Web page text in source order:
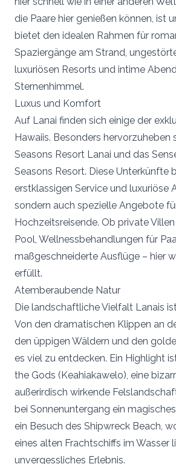
die Paare hier genießen können, ist
bietet den idealen Rahmen für
Spaziergänge am Strand,
luxuriösen Resorts und intime
Sternenhimmel.
Luxus und Komfort
Auf Lanai finden sich einige der
Hawaiis. Besonders hervorzuheben
Seasons Resort Lanai und das
Seasons Resort. Diese Unterkünfte
erstklassigen Service und luxuriöse
sondern auch spezielle Angebote
Hochzeitsreisende. Ob private
Pool, Wellnessbehandlungen für
maßgeschneiderte Ausflüge – hier
erfüllt.
Atemberaubende Natur
Die landschaftliche Vielfalt Lanais
Von den dramatischen Klippen an
den üppigen Wäldern und den
es viel zu entdecken. Ein Highlight
the Gods (Keahiakawelo), eine
außerirdisch wirkende
bei Sonnenuntergang ein
ein Besuch des Shipwreck Beach,
eines alten Frachtschiffs im Wasser
unvergessliches Erlebnis.